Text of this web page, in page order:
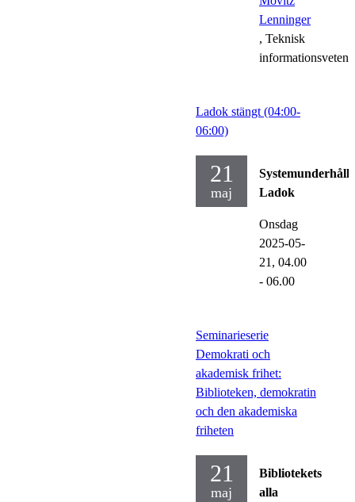
Lenninger
, Teknisk
Ladok stängt (04:00-
06:00)
21
maj
Systemunderhåll
Ladok
Onsdag
2025-05-
21, 04.00
- 06.00
Seminarieserie
Demokrati och
akademisk frihet:
Biblioteken, demokratin
och den akademiska
friheten
21
maj
Bibliotekets
alla